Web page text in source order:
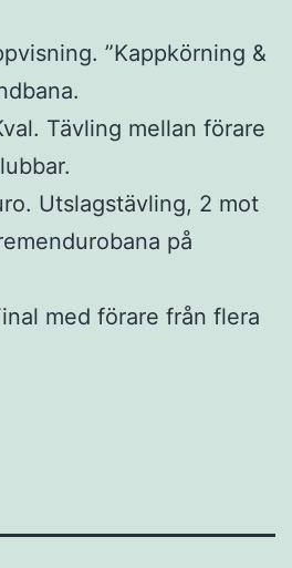
”Kappkörning &
Tävling mellan förare
Utslagstävling, 2 mot
på
med förare från flera